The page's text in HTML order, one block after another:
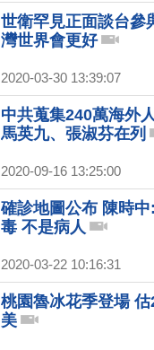
世衛罕見正面談台參
灣世界會更好
2020-03-30 13:39:07
中共蒐集240萬海外
馬英九、張淑芬在列
2020-09-16 13:25:00
確診地圖公布 陳時
毒 不是病人
2020-03-22 10:16:31
桃園魯冰花季登場
美